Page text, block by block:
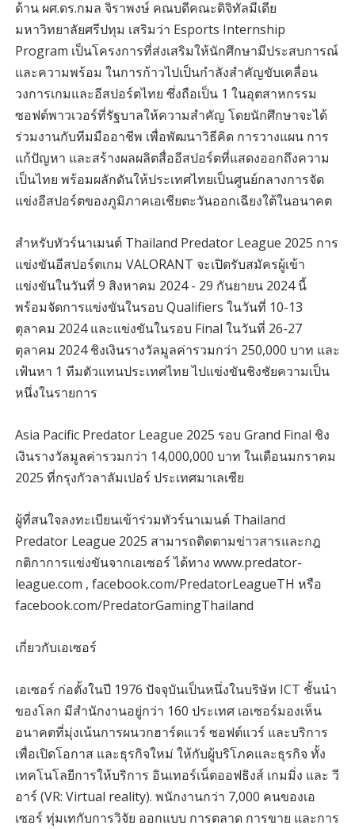
ด้าน ผศ.ดร.กมล จิราพงษ์ คณบดีคณะดิจิทัลมีเดีย
มหาวิทยาลัยศรีปทุม เสริมว่า Esports Internship
Program เป็นโครงการที่ส่งเสริมให้นักศึกษามีประสบการณ์
และความพร้อม ในการก้าวไปเป็นกำลังสำคัญขับเคลื่อน
วงการเกมและอีสปอร์ตไทย ซึ่งถือเป็น 1 ในอุตสาหกรรม
ซอฟต์พาวเวอร์ที่รัฐบาลให้ความสำคัญ โดยนักศึกษาจะได้
ร่วมงานกับทีมมืออาชีพ เพื่อพัฒนาวิธีคิด การวางแผน การ
แก้ปัญหา และสร้างผลผลิตสื่ออีสปอร์ตที่แสดงออกถึงความ
เป็นไทย พร้อมผลักดันให้ประเทศไทยเป็นศูนย์กลางการจัด
แข่งอีสปอร์ตของภูมิภาคเอเชียตะวันออกเฉียงใต้ในอนาคต
สำหรับทัวร์นาเมนต์ Thailand Predator League 2025 การ
แข่งขันอีสปอร์ตเกม VALORANT จะเปิดรับสมัครผู้เข้า
แข่งขันในวันที่ 9 สิงหาคม 2024 - 29 กันยายน 2024 นี้
พร้อมจัดการแข่งขันในรอบ Qualifiers ในวันที่ 10-13
ตุลาคม 2024 และแข่งขันในรอบ Final ในวันที่ 26-27
ตุลาคม 2024 ชิงเงินรางวัลมูลค่ารวมกว่า 250,000 บาท และ
เฟ้นหา 1 ทีมตัวแทนประเทศไทย ไปแข่งขันชิงชัยความเป็น
หนึ่งในรายการ
Asia Pacific Predator League 2025 รอบ Grand Final ชิง
เงินรางวัลมูลค่ารวมกว่า 14,000,000 บาท ในเดือนมกราคม
2025 ที่กรุงกัวลาลัมเปอร์ ประเทศมาเลเซีย
ผู้ที่สนใจลงทะเบียนเข้าร่วมทัวร์นาเมนต์ Thailand
Predator League 2025 สามารถติดตามข่าวสารและกฎ
กติกาการแข่งขันจากเอเซอร์ ได้ทาง www.predator-
league.com , facebook.com/PredatorLeagueTH หรือ
facebook.com/PredatorGamingThailand
เกี่ยวกับเอเซอร์
เอเซอร์ ก่อตั้งในปี 1976 ปัจจุบันเป็นหนึ่งในบริษัท ICT ชั้นนำ
ของโลก มีสำนักงานอยู่กว่า 160 ประเทศ เอเซอร์มองเห็น
อนาคตที่มุ่งเน้นการผนวกฮาร์ดแวร์ ซอฟต์แวร์ และบริการ
เพื่อเปิดโอกาส และธุรกิจใหม่ ให้กับผู้บริโภคและธุรกิจ ทั้ง
เทคโนโลยีการให้บริการ อินเทอร์เน็ตออฟธิงส์ เกมมิ่ง และ วี
อาร์ (VR: Virtual reality). พนักงานกว่า 7,000 คนของเอ
เซอร์ ทุ่มเทกับการวิจัย ออกแบบ การตลาด การขาย และการ